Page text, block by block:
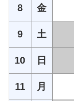
8 金
9 土
10 日
11 月